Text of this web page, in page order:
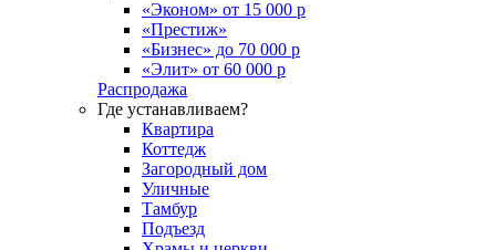
«Эконом» от 15 000 р
«Престиж»
«Бизнес» до 70 000 р
«Элит» от 60 000 р
Распродажа
Где устанавливаем?
Квартира
Коттедж
Загородный дом
Уличные
Тамбур
Подъезд